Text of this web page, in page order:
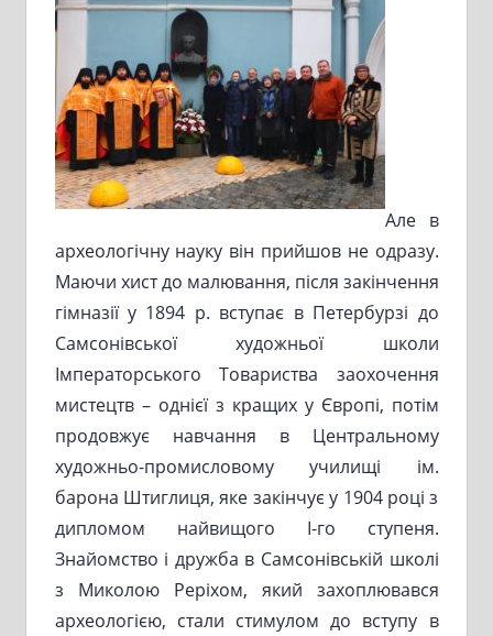
Але в
археологічну науку він прийшов не одразу.
Маючи хист до малювання, після закінчення
гімназії у 1894 р. вступає в Петербурзі до
Самсонівської художньої школи
Імператорського Товариства заохочення
мистецтв – однієї з кращих у Європі, потім
продовжує навчання в Центральному
художньо-промисловому училищі ім.
барона Штиглиця, яке закінчує у 1904 році з
дипломом найвищого І-го ступеня.
Знайомство і дружба в Самсонівській школі
з Миколою Реріхом, який захоплювався
археологією, стали стимулом до вступу в